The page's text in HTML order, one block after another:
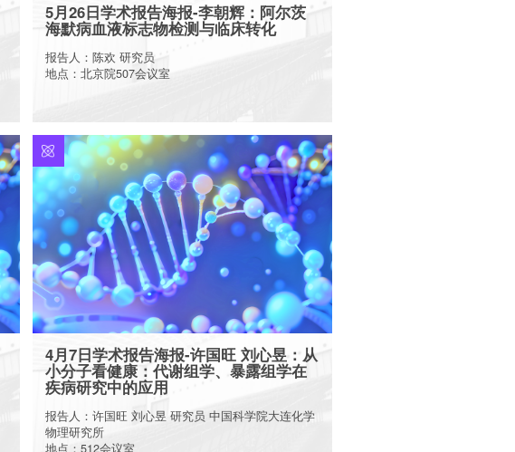
5月26日学术报告海报-李朝辉：阿尔茨
海默病血液标志物检测与临床转化
报告人：陈欢 研究员
地点：北京院507会议室
More
4月7日学术报告海报-许国旺 刘心昱：从
小分子看健康：代谢组学、暴露组学在
疾病研究中的应用
报告人：许国旺 刘心昱 研究员 中国科学院大连化学
物理研究所
地点：512会议室